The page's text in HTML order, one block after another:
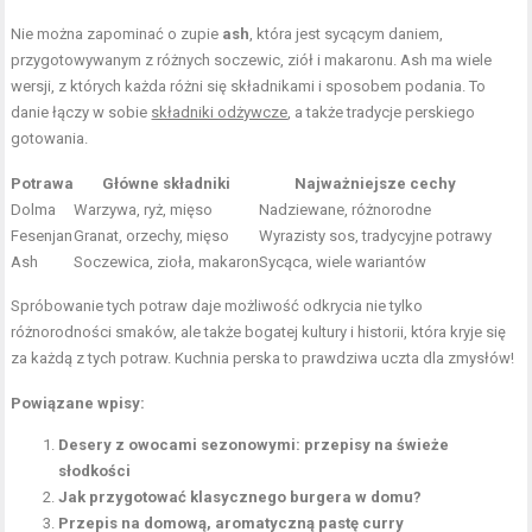
Nie można zapominać o zupie ash , która jest sycącym daniem,
przygotowywanym z różnych soczewic, ziół i makaronu. Ash ma wiele
wersji, z których każda różni się składnikami i sposobem podania. To
danie łączy w sobie składniki odżywcze , a także tradycje perskiego
gotowania.
Potrawa Główne składniki
Najważniejsze cechy
Dolma
Warzywa, ryż, mięso
Nadziewane, różnorodne
Fesenjan Granat, orzechy, mięso
Wyrazisty sos, tradycyjne potrawy
Ash
Soczewica, zioła, makaronSycąca, wiele wariantów
Spróbowanie tych potraw daje możliwość odkrycia nie tylko
różnorodności smaków, ale także bogatej kultury i historii, która kryje się
za każdą z tych potraw. Kuchnia perska to prawdziwa uczta dla zmysłów!
Powiązane wpisy:
Desery z owocami sezonowymi: przepisy na świeże
słodkości
Jak przygotować klasycznego burgera w domu?
Przepis na domową, aromatyczną pastę curry